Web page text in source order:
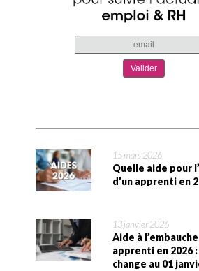
15 mars 2026
Quelle aide pour
d’un apprenti en
13 janvier 2026
Aide à l’embauche
apprenti en 2026
change au 01